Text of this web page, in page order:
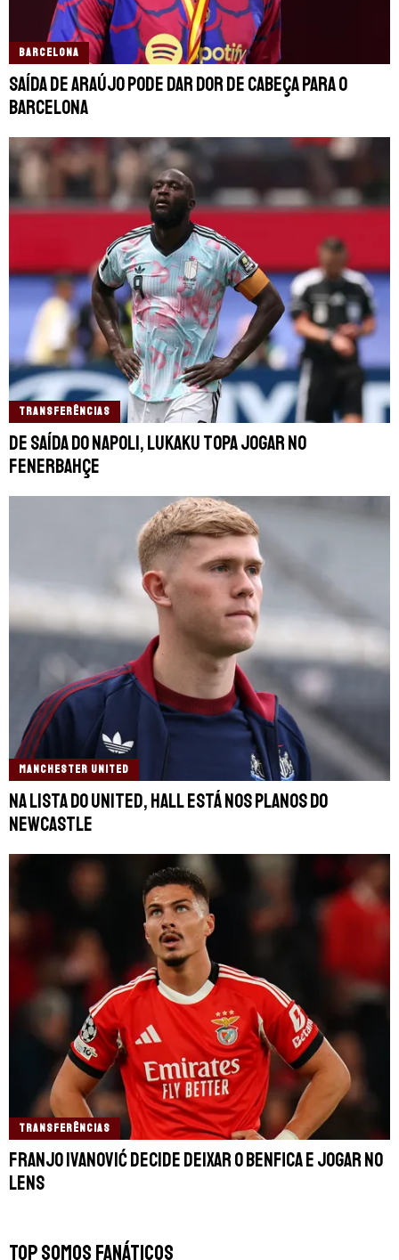
BARCELONA
Saída de Araújo pode dar dor de cabeça para o
Barcelona
TRANSFERÊNCIAS
De saída do Napoli, Lukaku topa jogar no
Fenerbahçe
MANCHESTER UNITED
Na lista do United, Hall está nos planos do
Newcastle
TRANSFERÊNCIAS
Franjo Ivanović decide deixar o Benfica e jogar no
Lens
TOP SOMOS FANÁTICOS